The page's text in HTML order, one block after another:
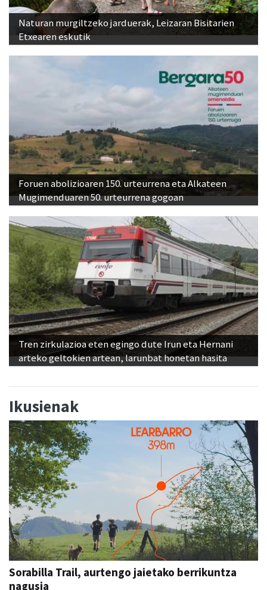
Naturan murgiltzeko jarduerak, Leizaran Bisitarien
Etxearen eskutik
Foruen abolizioaren 150. urteurrena eta Alkateen
Mugimenduaren 50. urteurrena gogoan
Tren zirkulazioa eten egingo dute Irun eta Hernani
arteko geltokien artean, larunbat honetan hasita
Ikusienak
Sorabilla Trail, aurtengo jaietako berrikuntza
nagusia